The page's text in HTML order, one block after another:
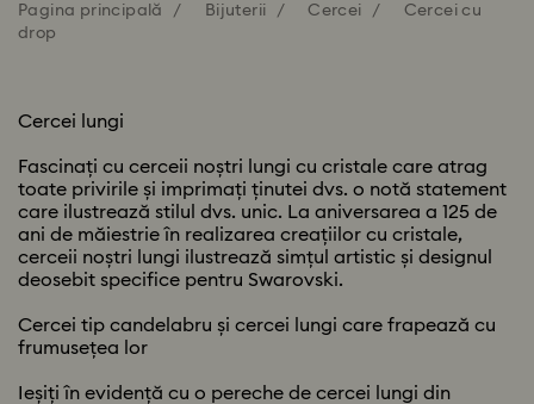
Pagina principală Bijuterii Cercei
Cercei cu
drop
Cercei lungi
Fascinați cu cerceii noștri lungi cu cristale care atrag
toate privirile și imprimați ținutei dvs. o notă statement
care ilustrează stilul dvs. unic. La aniversarea a 125 de
ani de măiestrie în realizarea creațiilor cu cristale,
cerceii noștri lungi ilustrează simțul artistic și designul
deosebit specifice pentru Swarovski.
Cercei tip candelabru și cercei lungi care frapează cu
frumusețea lor
Ieșiți în evidență cu o pereche de cercei lungi din